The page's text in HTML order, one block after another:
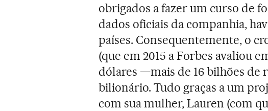
obrigados a fazer um curso de
dados oficiais da companhia,
países. Consequentemente, o
(que em 2015 a Forbes avaliou
dólares —mais de 16 bilhões de
bilionário. Tudo graças a um
com sua mulher, Lauren (com